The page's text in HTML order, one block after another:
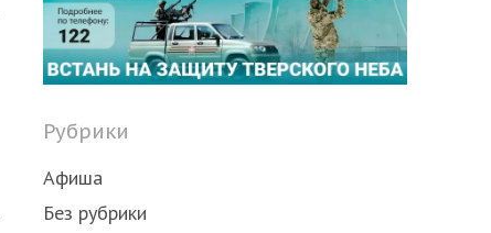
Рубрики
Афиша
Без рубрики